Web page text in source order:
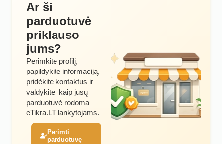
Ar ši
parduotuvė
priklauso
jums?
Perimkite profilį,
papildykite informaciją,
pridėkite kontaktus ir
valdykite, kaip jūsų
parduotuvė rodoma
eTikra.LT lankytojams.
Perimti
parduotuvę